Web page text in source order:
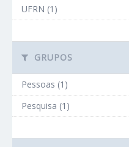
UFRN (1)
GRUPOS
Pessoas (1)
Pesquisa (1)